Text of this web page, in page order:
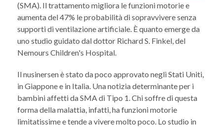
(SMA). Il trattamento migliora le funzioni motorie e
aumenta del 47% le probabilità di sopravvivere senza
supporti di ventilazione artificiale. È quanto emerge da
uno studio guidato dal dottor Richard S. Finkel, del
Nemours Children's Hospital.
Il nusinersen è stato da poco approvato negli Stati Uniti,
in Giappone e in Italia. Una notizia determinante per i
bambini affetti da SMA di Tipo 1. Chi soffre di questa
forma della malattia, infatti, ha funzioni motorie
limitatissime e tende a vivere molto poco. Lo studio in